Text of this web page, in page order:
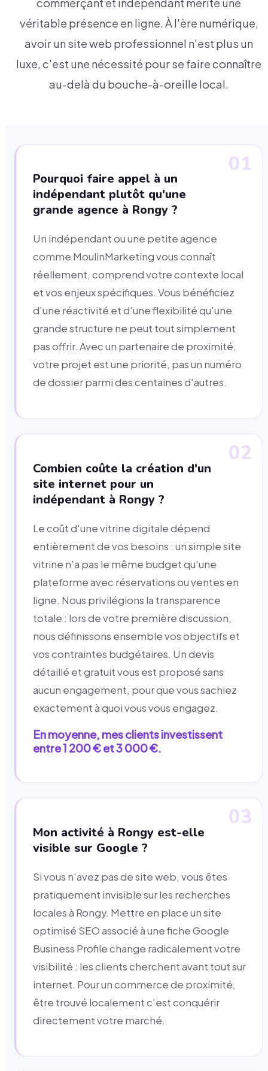
commerçant et indépendant mérite une
véritable présence en ligne. À l'ère numérique,
avoir un site web professionnel n'est plus un
luxe, c'est une nécessité pour se faire connaître
au-delà du bouche-à-oreille local.
01
Pourquoi faire appel à un
indépendant plutôt qu'une
grande agence à Rongy ?
Un indépendant ou une petite agence
comme MoulinMarketing vous connaît
réellement, comprend votre contexte local
et vos enjeux spécifiques. Vous bénéficiez
d'une réactivité et d'une flexibilité qu'une
grande structure ne peut tout simplement
pas offrir. Avec un partenaire de proximité,
votre projet est une priorité, pas un numéro
de dossier parmi des centaines d'autres.
02
Combien coûte la création d'un
site internet pour un
indépendant à Rongy ?
Le coût d'une vitrine digitale dépend
entièrement de vos besoins : un simple site
vitrine n'a pas le même budget qu'une
plateforme avec réservations ou ventes en
ligne. Nous privilégions la transparence
totale : lors de votre première discussion,
nous définissons ensemble vos objectifs et
vos contraintes budgétaires. Un devis
détaillé et gratuit vous est proposé sans
aucun engagement, pour que vous sachiez
exactement à quoi vous vous engagez.
En moyenne, mes clients investissent
entre 1 200 € et 3 000 €.
03
Mon activité à Rongy est-elle
visible sur Google ?
Si vous n'avez pas de site web, vous êtes
pratiquement invisible sur les recherches
locales à Rongy. Mettre en place un site
optimisé SEO associé à une fiche Google
Business Profile change radicalement votre
visibilité : les clients cherchent avant tout sur
internet. Pour un commerce de proximité,
être trouvé localement c'est conquérir
directement votre marché.